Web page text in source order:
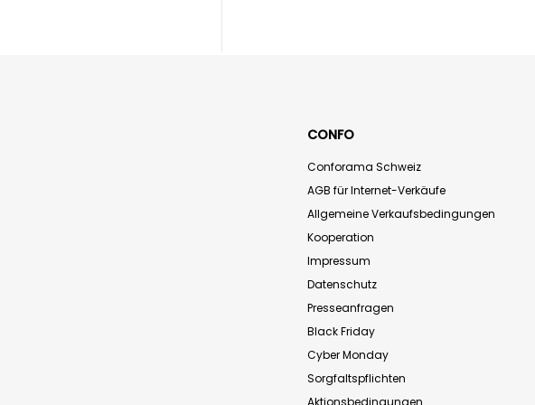
CONFO
Conforama Schweiz
AGB für Internet-Verkäufe
Allgemeine Verkaufsbedingungen
Kooperation
Impressum
Datenschutz
Presseanfragen
Black Friday
Cyber Monday
Sorgfaltspflichten